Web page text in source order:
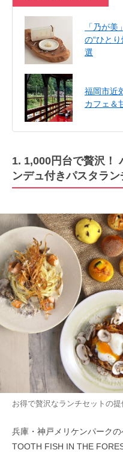
「乃が
の“ひと
選
福岡市近
カフェ＆
1. 1,000円台で贅沢！
ンデュ付きパスタラ
お得で贅沢なランチセットの提
兵庫・神戸メリケンパーク
TOOTH FISH IN THE